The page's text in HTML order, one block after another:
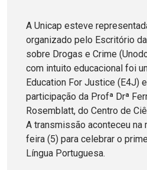
A Unicap esteve
organizado pelo Escritório
sobre Drogas e Crime
com intuito educacional foi
Education For Justice (E4J)
participação da Profª Drª
Rosemblatt, do Centro de
A transmissão aconteceu na
feira (5) para celebrar o
Língua Portuguesa.